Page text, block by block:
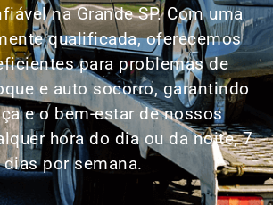
na Grande SP. Com uma
qualificada, oferecemos
para problemas de
e auto socorro, garantindo
e o bem-estar de nossos
hora do dia ou da noite, 7
dias por semana.